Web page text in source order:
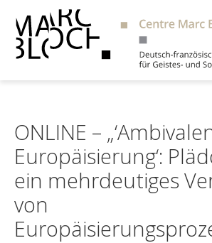
ONLINE –
Europäisierung‘:
ein mehrdeutiges
von